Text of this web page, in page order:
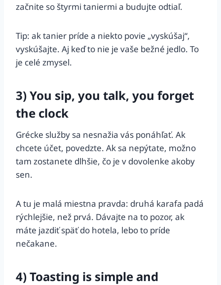
začnite so štyrmi taniermi a budujte odtiaľ.
Tip: ak tanier príde a niekto povie „vyskúšaj“,
vyskúšajte. Aj keď to nie je vaše bežné jedlo. To
je celé zmysel.
3) You sip, you talk, you forget
the clock
Grécke služby sa nesnažia vás ponáhľať. Ak
chcete účet, povedzte. Ak sa nepýtate, možno
tam zostanete dlhšie, čo je v dovolenke akoby
sen.
A tu je malá miestna pravda: druhá karafa padá
rýchlejšie, než prvá. Dávajte na to pozor, ak
máte jazdiť späť do hotela, lebo to príde
nečakane.
4) Toasting is simple and